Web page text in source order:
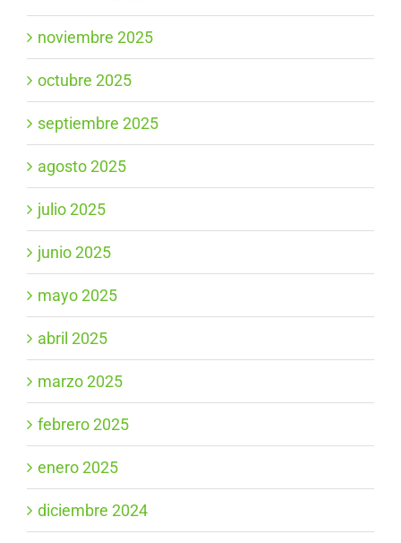
noviembre 2025
octubre 2025
septiembre 2025
agosto 2025
julio 2025
junio 2025
mayo 2025
abril 2025
marzo 2025
febrero 2025
enero 2025
diciembre 2024